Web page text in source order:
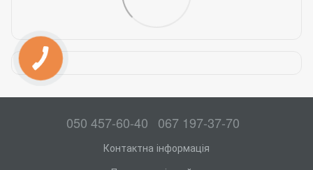
050 457-60-40 067 197-37-70
Контактна інформація